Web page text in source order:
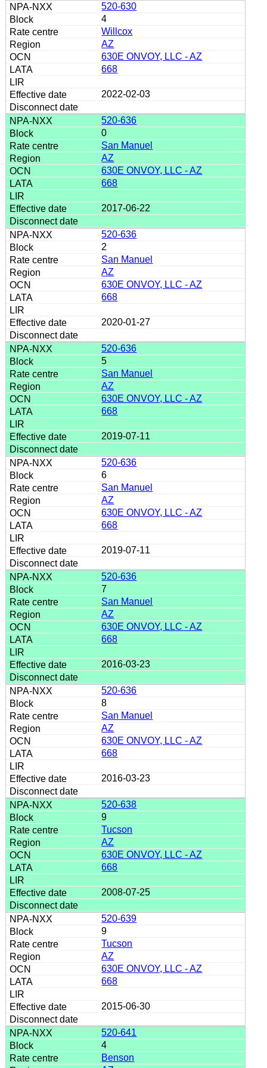
520-630
4
Willcox
AZ
630E ONVOY, LLC - AZ
668
2022-02-03
520-636
0
San Manuel
AZ
630E ONVOY, LLC - AZ
668
2017-06-22
520-636
2
San Manuel
AZ
630E ONVOY, LLC - AZ
668
2020-01-27
520-636
5
San Manuel
AZ
630E ONVOY, LLC - AZ
668
2019-07-11
520-636
6
San Manuel
AZ
630E ONVOY, LLC - AZ
668
2019-07-11
520-636
7
San Manuel
AZ
630E ONVOY, LLC - AZ
668
2016-03-23
520-636
8
San Manuel
AZ
630E ONVOY, LLC - AZ
668
2016-03-23
520-638
9
Tucson
AZ
630E ONVOY, LLC - AZ
668
2008-07-25
520-639
9
Tucson
AZ
630E ONVOY, LLC - AZ
668
2015-06-30
520-641
4
Benson